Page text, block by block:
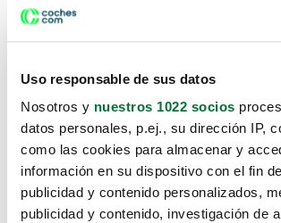
Uso responsable de sus datos
Nosotros y nuestros 1022 socios
datos personales, p.ej., su dirección IP,
como las cookies para almacenar y
información en su dispositivo con el fin
publicidad y contenido personalizados,
publicidad y contenido, investigación de
Lo sentimos, no
te hemos traido hasta